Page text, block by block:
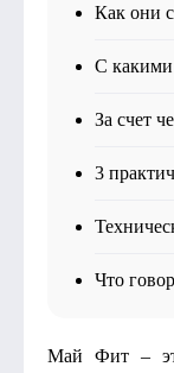
Как они
С какими
За счет
3
Что
Май Фит –